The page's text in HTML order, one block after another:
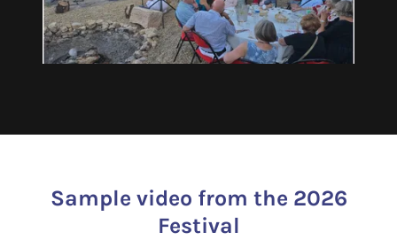
Sample video from the 2026
Festival